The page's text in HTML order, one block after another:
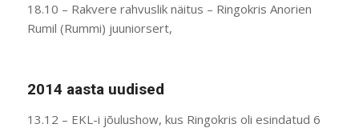
18.10 – Rakvere rahvuslik näitus – Ringokris Anorien
Rumil (Rummi) juuniorsert,
2014 aasta uudised
13.12 – EKL-i jõulushow, kus Ringokris oli esindatud 6